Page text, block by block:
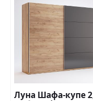
Луна Шафа-купе